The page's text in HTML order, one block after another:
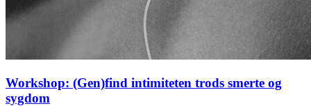
Workshop: (Gen)find intimiteten trods smerte og
sygdom